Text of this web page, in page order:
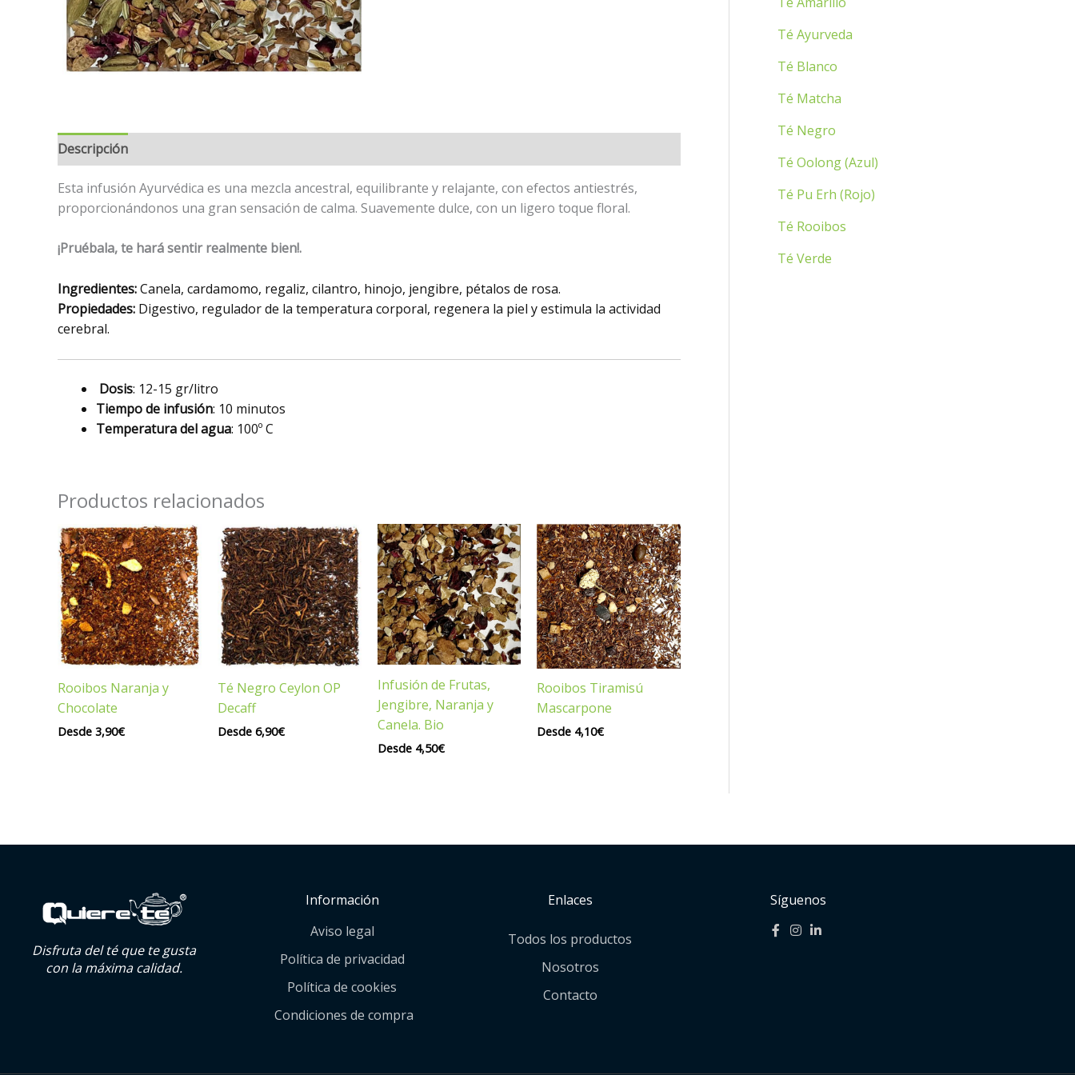
Descripción
Esta infusión Ayurvédica es una mezcla ancestral, equilibrante y relajante, con efectos antiestrés,
proporcionándonos una gran sensación de calma. Suavemente dulce, con un ligero toque floral.
¡Pruébala, te hará sentir realmente bien!.
Ingredientes:Canela, cardamomo, regaliz, cilantro, hinojo, jengibre, pétalos de rosa.
Propiedades: Digestivo, regulador de la temperatura corporal, regenera la piel y estimula la actividad
cerebral.
Dosis: 12-15 gr/litro
Tiempo de infusión: 10 minutos
Temperatura del agua: 100º C
Productos relacionados
Rooibos Naranja y
Chocolate
Desde 3,90€
Té Negro Ceylon OP
Decaff
Desde 6,90€
Infusión de Frutas,
Jengibre, Naranja y
Canela. Bio
Desde 4,50€
Rooibos Tiramisú
Mascarpone
Desde 4,10€
Té Ayurveda
Té Blanco
Té Matcha
Té Negro
Té Oolong (Azul)
Té Pu Erh (Rojo)
Té Rooibos
Té Verde
Disfruta del té que te gusta
con la máxima calidad.
Información
Aviso legal
Política de privacidad
Política de cookies
Condiciones de compra
Enlaces
Todos los productos
Nosotros
Contacto
Síguenos